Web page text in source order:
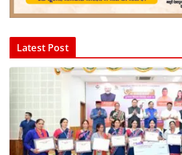
Latest Post